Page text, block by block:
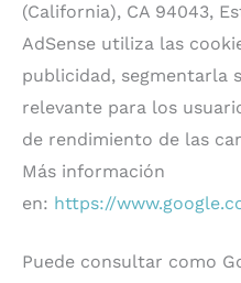
(California), CA 94043,
AdSense utiliza las
publicidad, segmentarla
relevante para los
de rendimiento de las
Más información
en: https://
Puede consultar como